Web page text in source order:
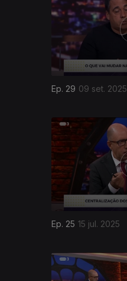
Ep. 29 09 set. 2025
Ep. 25 15 jul. 2025
853374